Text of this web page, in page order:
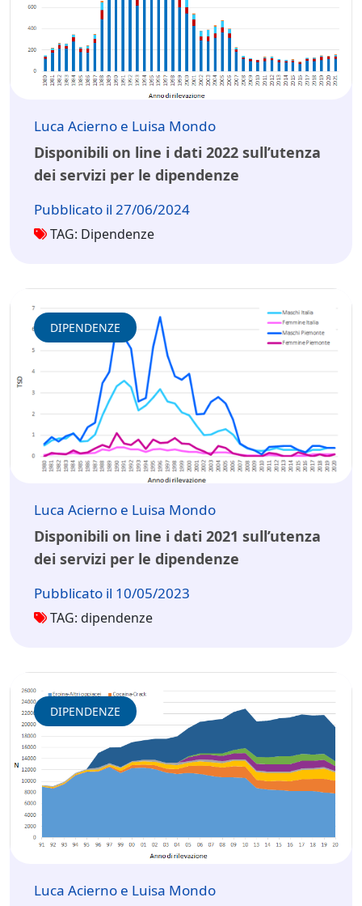
Luca Acierno e Luisa Mondo
Disponibili on line i dati 2022 sull’utenza
dei servizi per le dipendenze
Pubblicato il 27/06/2024
TAG: Dipendenze
DIPENDENZE
Luca Acierno e Luisa Mondo
Disponibili on line i dati 2021 sull’utenza
dei servizi per le dipendenze
Pubblicato il 10/05/2023
TAG: dipendenze
DIPENDENZE
Luca Acierno e Luisa Mondo